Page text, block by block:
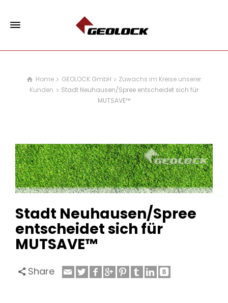
Home GEOLOCK GmbH
Zuwachs im Kreise unserer
Kunden
Stadt Neuhausen/Spree entscheidet sich für
MUTSAVE™
Stadt Neuhausen/Spree
entscheidet sich für
MUTSAVE™
Share